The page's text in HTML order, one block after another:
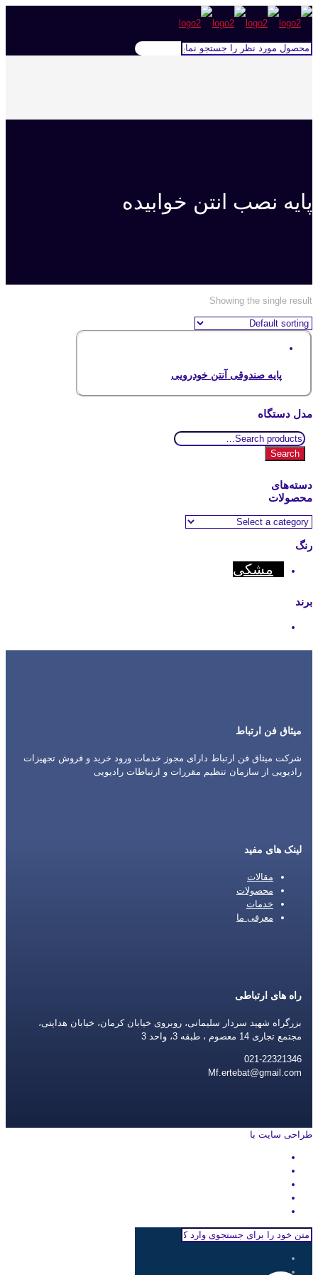
پایه نصب انتن خوابیده
Showing the single result
پایه صندوقی آنتن خودرویی
مدل دستگاه
Search
for:
Search
دسته‌های
محصولات
رنگ
مشکی
برند
میثاق فن ارتباط
شرکت میثاق فن ارتباط دارای مجوز خدمات ورود خرید و فروش تجهیزات
رادیویی از سازمان تنظیم مقررات و ارتباطات رادیویی
لینک های مفید
مقالات
محصولات
خدمات
معرفی ما
راه های ارتباطی
بزرگراه شهید سردار سلیمانی، روبروی خیابان کرمان، خیابان هدایتی،
مجتمع تجاری 14 معصوم ، طبقه 3، واحد 3
021-22321346
Mf.ertebat@gmail.com
طراحی سایت با